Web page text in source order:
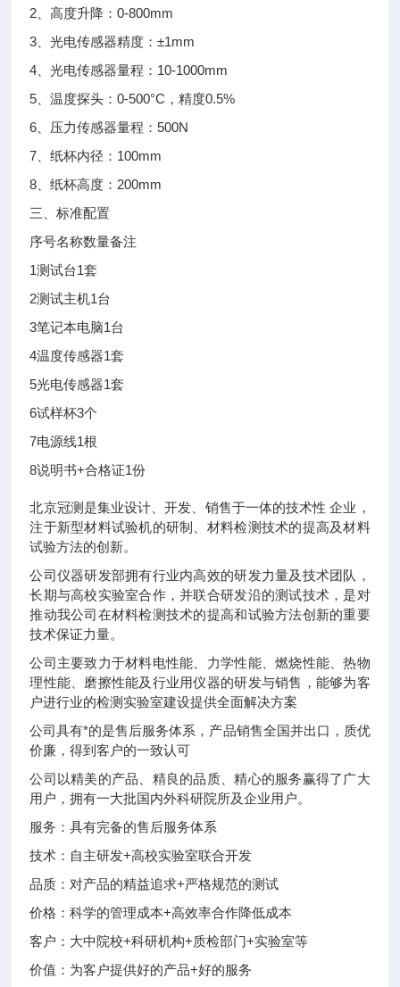
2、高度升降：0-800mm
3、光电传感器精度：±1mm
4、光电传感器量程：10-1000mm
5、温度探头：0-500°C，精度0.5%
6、压力传感器量程：500N
7、纸杯内径：100mm
8、纸杯高度：200mm
三、标准配置
序号名称数量备注
1测试台1套
2测试主机1台
3笔记本电脑1台
4温度传感器1套
5光电传感器1套
6试样杯3个
7电源线1根
8说明书+合格证1份
北京冠测是集业设计、开发、销售于一体的技术性 企业，
注于新型材料试验机的研制、材料检测技术的提高及材料
试验方法的创新。
公司仪器研发部拥有行业内高效的研发力量及技术团队，
长期与高校实验室合作，并联合研发沿的测试技术，是对
推动我公司在材料检测技术的提高和试验方法创新的重要
技术保证力量。
公司主要致力于材料电性能、力学性能、燃烧性能、热物
理性能、磨擦性能及行业用仪器的研发与销售，能够为客
户进行业的检测实验室建设提供全面解决方案
公司具有*的是售后服务体系，产品销售全国并出口，质优
价廉，得到客户的一致认可
公司以精美的产品、精良的品质、精心的服务赢得了广大
用户，拥有一大批国内外科研院所及企业用户。
服务：具有完备的售后服务体系
技术：自主研发+高校实验室联合开发
品质：对产品的精益追求+严格规范的测试
价格：科学的管理成本+高效率合作降低成本
客户：大中院校+科研机构+质检部门+实验室等
价值：为客户提供好的产品+好的服务